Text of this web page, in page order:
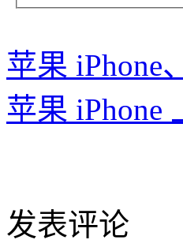
苹果 iPhone
苹果 iPhone
发表评论